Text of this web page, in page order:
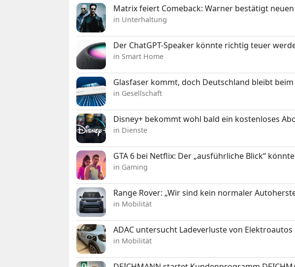
Matrix feiert Comeback: Warner bestätigt neuen
in Unterhaltung
Der ChatGPT-Speaker könnte richtig teuer
in Smart Home
Glasfaser kommt, doch Deutschland bleibt
in Gesellschaft
Disney+ bekommt wohl bald ein kostenloses
in Dienste
GTA 6 bei Netflix: Der „ausführliche Blick“
in Gaming
Range Rover: „Wir sind kein normaler
in Mobilität
ADAC untersucht Ladeverluste von Elektroautos
in Mobilität